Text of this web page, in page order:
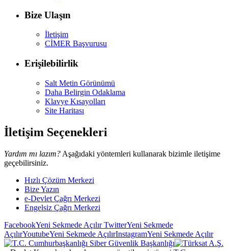
Bize Ulaşın
İletişim
CİMER Başvurusu
Erişilebilirlik
Salt Metin Görünümü
Daha Belirgin Odaklama
Klavye Kısayolları
Site Haritası
İletişim Seçenekleri
Yardım mı lazım? Aşağıdaki yöntemleri kullanarak bizimle iletişime
geçebilirsiniz.
Hızlı Çözüm Merkezi
Bize Yazın
e-Devlet Çağrı Merkezi
Engelsiz Çağrı Merkezi
FacebookYeni Sekmede AçılırTwitterYeni Sekmede
AçılırYoutubeYeni Sekmede AçılırInstagramYeni Sekmede Açılır